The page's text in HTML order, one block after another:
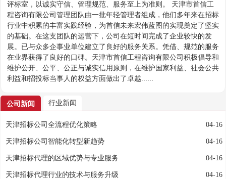
评标室，以诚实守信、管理规范、服务至上为准则。 天津市首信工
程咨询有限公司管理团队由一批年轻管理者组成，他们多年来在招标
行业中积累的丰富实践经验，为首信未来宏伟蓝图的实现奠定了坚实
的基础。在这支团队的运营下，公司在短时间完成了企业较快的发
展。已与众多企事业单位建立了良好的服务关系。凭借、规范的服务
在业界获得了良好的口碑。天津市首信工程咨询有限公司积极倡导和
维护公开、公平、公正与诚实信用原则，在维护国家利益、社会公共
利益和招投标当事人的权益方面做出了卓越......
公司新闻 行业新闻
04-16
天津招标公司全流程优化策略
04-16
天津招标公司智能化转型新趋势
04-16
天津招标代理的区域优势与专业服务
04-16
天津招标代理行业的技术与服务升级